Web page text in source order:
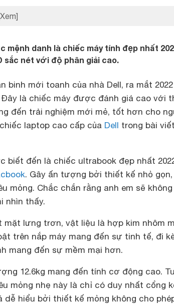
mệnh danh là chiếc máy tính đẹp nhất
sắc nét với độ phân giải cao.
binh mới toanh của nhà Dell, ra mắt
Đây là chiếc máy được đánh giá cao với
đến trải nghiệm mới mẻ, tốt hơn cho
laptop cao cấp của Dell trong bài
biết đến là chiếc ultrabook đẹp nhất
. Gây ấn tượng bởi thiết kế nhỏ gọn,
mỏng. Chắc chắn rằng anh em sẽ
nhìn thấy.
mặt lưng trơn, vật liệu là hợp kim nhôm
trên nắp máy mang đến sự tinh tế, đi
mang đến sự mềm mại hơn.
12.6kg mang đến tính cơ động cao.
mỏng nhẹ này là chỉ có duy nhất cổng
dễ hiểu bởi thiết kế mỏng không cho